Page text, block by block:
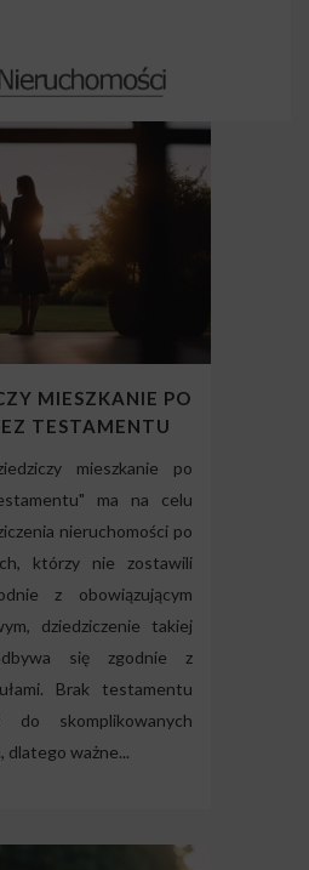
MIESZKANIE PO
TESTAMENTU
mieszkanie po
ma na celu
nieruchomości po
którzy nie zostawili
z obowiązującym
dziedziczenie takiej
się zgodnie z
Brak testamentu
do skomplikowanych
dlatego ważne...